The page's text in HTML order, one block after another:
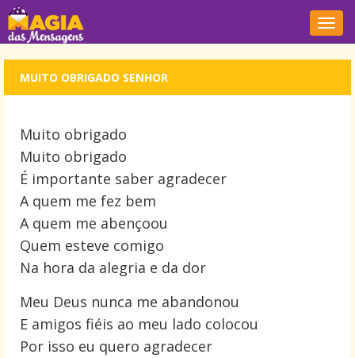
MUITO OBRIGADO SENHOR
Muito obrigado
Muito obrigado
É importante saber agradecer
A quem me fez bem
A quem me abençoou
Quem esteve comigo
Na hora da alegria e da dor
Meu Deus nunca me abandonou
E amigos fiéis ao meu lado colocou
Por isso eu quero agradecer